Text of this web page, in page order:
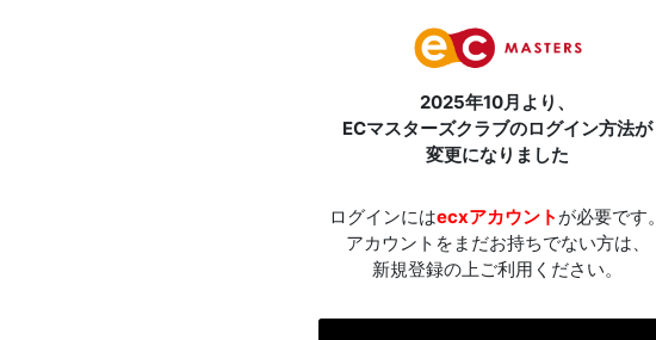
2025年10月より、
ECマスターズクラブのログイン方法が
変更になりました
ログインにはecxアカウント が必要です。
アカウントをまだお持ちでない方は、
新規登録の上ご利用ください。